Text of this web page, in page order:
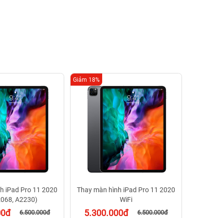
iPad Pro 11 2020
A2230)
6.500.000đ
Thay màn hình iPad Pro 11 2020
WiFi
5.300.000đ 6.500.000đ
Giảm 18%